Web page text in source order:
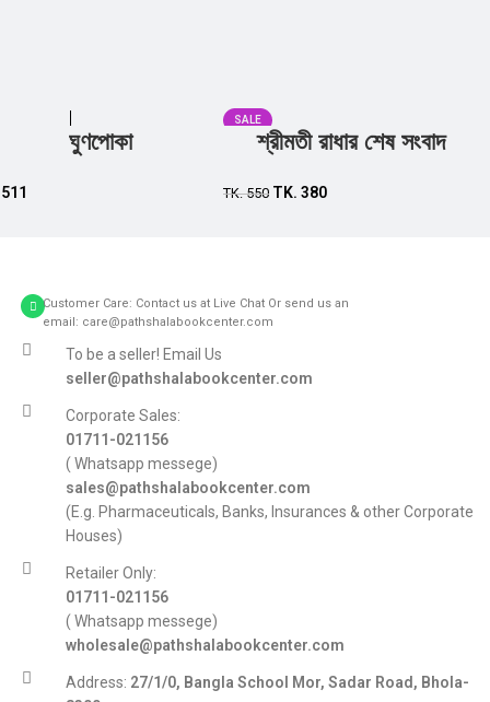
Add to cart
ঘুণপোকা
511
SALE
শ্রীমতী রাধার শেষ সংবাদ
TK.550 TK. 380
Customer Care: Contact us at Live Chat Or send us an
email: care@pathshalabookcenter.com
To be a seller! Email Us
seller@pathshalabookcenter.com
Corporate Sales:
01711-021156
( Whatsapp messege)
sales@pathshalabookcenter.com
(E.g. Pharmaceuticals, Banks, Insurances & other Corporate
Houses)
Retailer Only:
01711-021156
( Whatsapp messege)
wholesale@pathshalabookcenter.com
Address: 27/1/0, Bangla School Mor, Sadar Road, Bhola-